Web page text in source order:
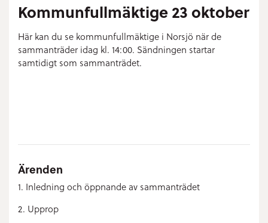
Kommunfullmäktige 23 oktober
Här kan du se kommunfullmäktige i Norsjö när de
sammanträder idag kl. 14:00. Sändningen startar
samtidigt som sammanträdet.
Ärenden
1. Inledning och öppnande av sammanträdet
2. Upprop